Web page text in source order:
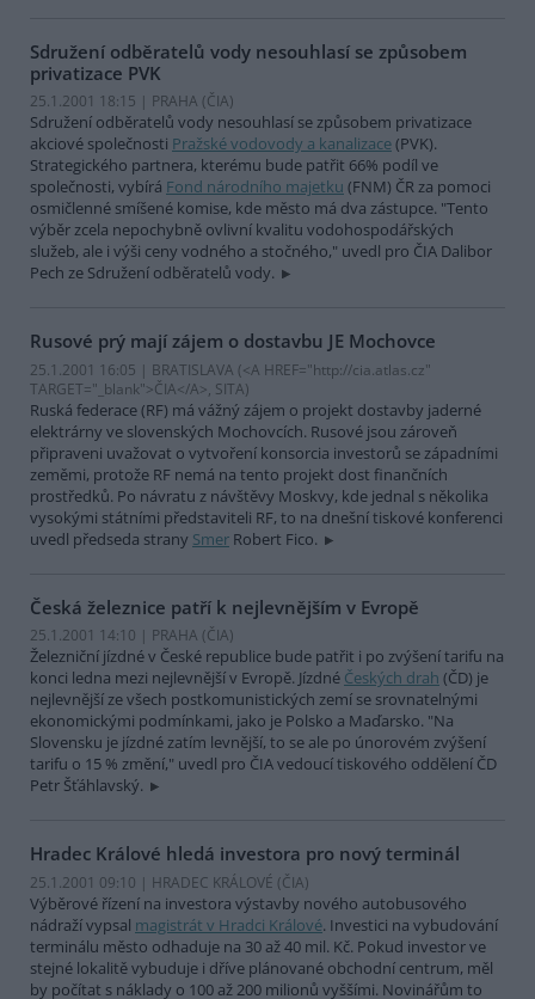
Sdružení odběratelů vody nesouhlasí se způsobem
privatizace PVK
25.1.2001 18:15 | PRAHA (ČIA)
Sdružení odběratelů vody nesouhlasí se způsobem privatizace
akciové společnosti Pražské vodovody a kanalizace(PVK).
Strategického partnera, kterému bude patřit 66% podíl ve
společnosti, vybírá Fond národního majetku (FNM) ČR za pomoci
osmičlenné smíšené komise, kde město má dva zástupce. "Tento
výběr zcela nepochybně ovlivní kvalitu vodohospodářských
služeb, ale i výši ceny vodného a stočného," uvedl pro ČIA Dalibor
Pech ze Sdružení odběratelů vody.
Rusové prý mají zájem o dostavbu JE Mochovce
25.1.2001 16:05 | BRATISLAVA (<A HREF="http://cia.atlas.cz"
TARGET="_blank">ČIA</A>, SITA)
Ruská federace (RF) má vážný zájem o projekt dostavby jaderné
elektrárny ve slovenských Mochovcích. Rusové jsou zároveň
připraveni uvažovat o vytvoření konsorcia investorů se západními
zeměmi, protože RF nemá na tento projekt dost finančních
prostředků. Po návratu z návštěvy Moskvy, kde jednal s několika
vysokými státními představiteli RF, to na dnešní tiskové konferenci
uvedl předseda strany Smer Robert Fico.
Česká železnice patří k nejlevnějším v Evropě
25.1.2001 14:10 | PRAHA (ČIA)
Železniční jízdné v České republice bude patřit i po zvýšení tarifu na
konci ledna mezi nejlevnější v Evropě. Jízdné Českých drah (ČD) je
nejlevnější ze všech postkomunistických zemí se srovnatelnými
ekonomickými podmínkami, jako je Polsko a Maďarsko. "Na
Slovensku je jízdné zatím levnější, to se ale po únorovém zvýšení
tarifu o 15 % změní," uvedl pro ČIA vedoucí tiskového oddělení ČD
Petr Šťáhlavský.
Hradec Králové hledá investora pro nový terminál
25.1.2001 09:10 | HRADEC KRÁLOVÉ (ČIA)
Výběrové řízení na investora výstavby nového autobusového
nádraží vypsal magistrát v Hradci Králové. Investici na vybudování
terminálu město odhaduje na 30 až 40 mil. Kč. Pokud investor ve
stejné lokalitě vybuduje i dříve plánované obchodní centrum, měl
by počítat s náklady o 100 až 200 milionů vyššími. Novinářům to